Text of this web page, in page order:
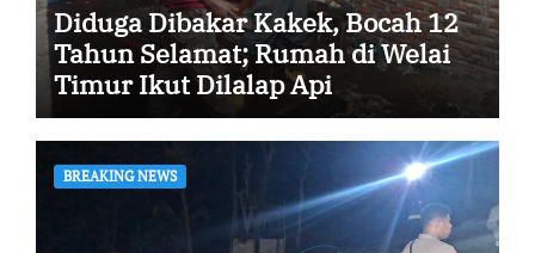
Diduga Dibakar Kakek, Bocah 12
Tahun Selamat; Rumah di Welai
Timur Ikut Dilalap Api
BREAKING NEWS